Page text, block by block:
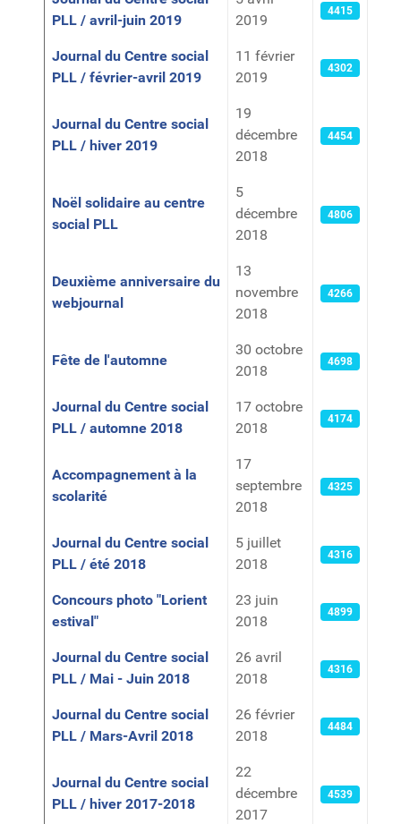
PLL / avril-juin 2019
2019
4415
Journal du Centre social
PLL / février-avril 2019
11 février
2019
4302
Journal du Centre social
PLL / hiver 2019
19
décembre
2018
4454
Noël solidaire au centre
social PLL
5
décembre
2018
4806
Deuxième anniversaire du
webjournal
13
novembre
2018
4266
Fête de l'automne
30 octobre
2018
4698
Journal du Centre social
PLL / automne 2018
17 octobre
2018
4174
Accompagnement à la
scolarité
17
septembre
2018
4325
Journal du Centre social
PLL / été 2018
5 juillet
2018
4316
Concours photo "Lorient
estival"
23 juin
2018
4899
Journal du Centre social
PLL / Mai - Juin 2018
26 avril
2018
4316
Journal du Centre social
PLL / Mars-Avril 2018
26 février
2018
4484
Journal du Centre social
PLL / hiver 2017-2018
22
décembre
2017
4539